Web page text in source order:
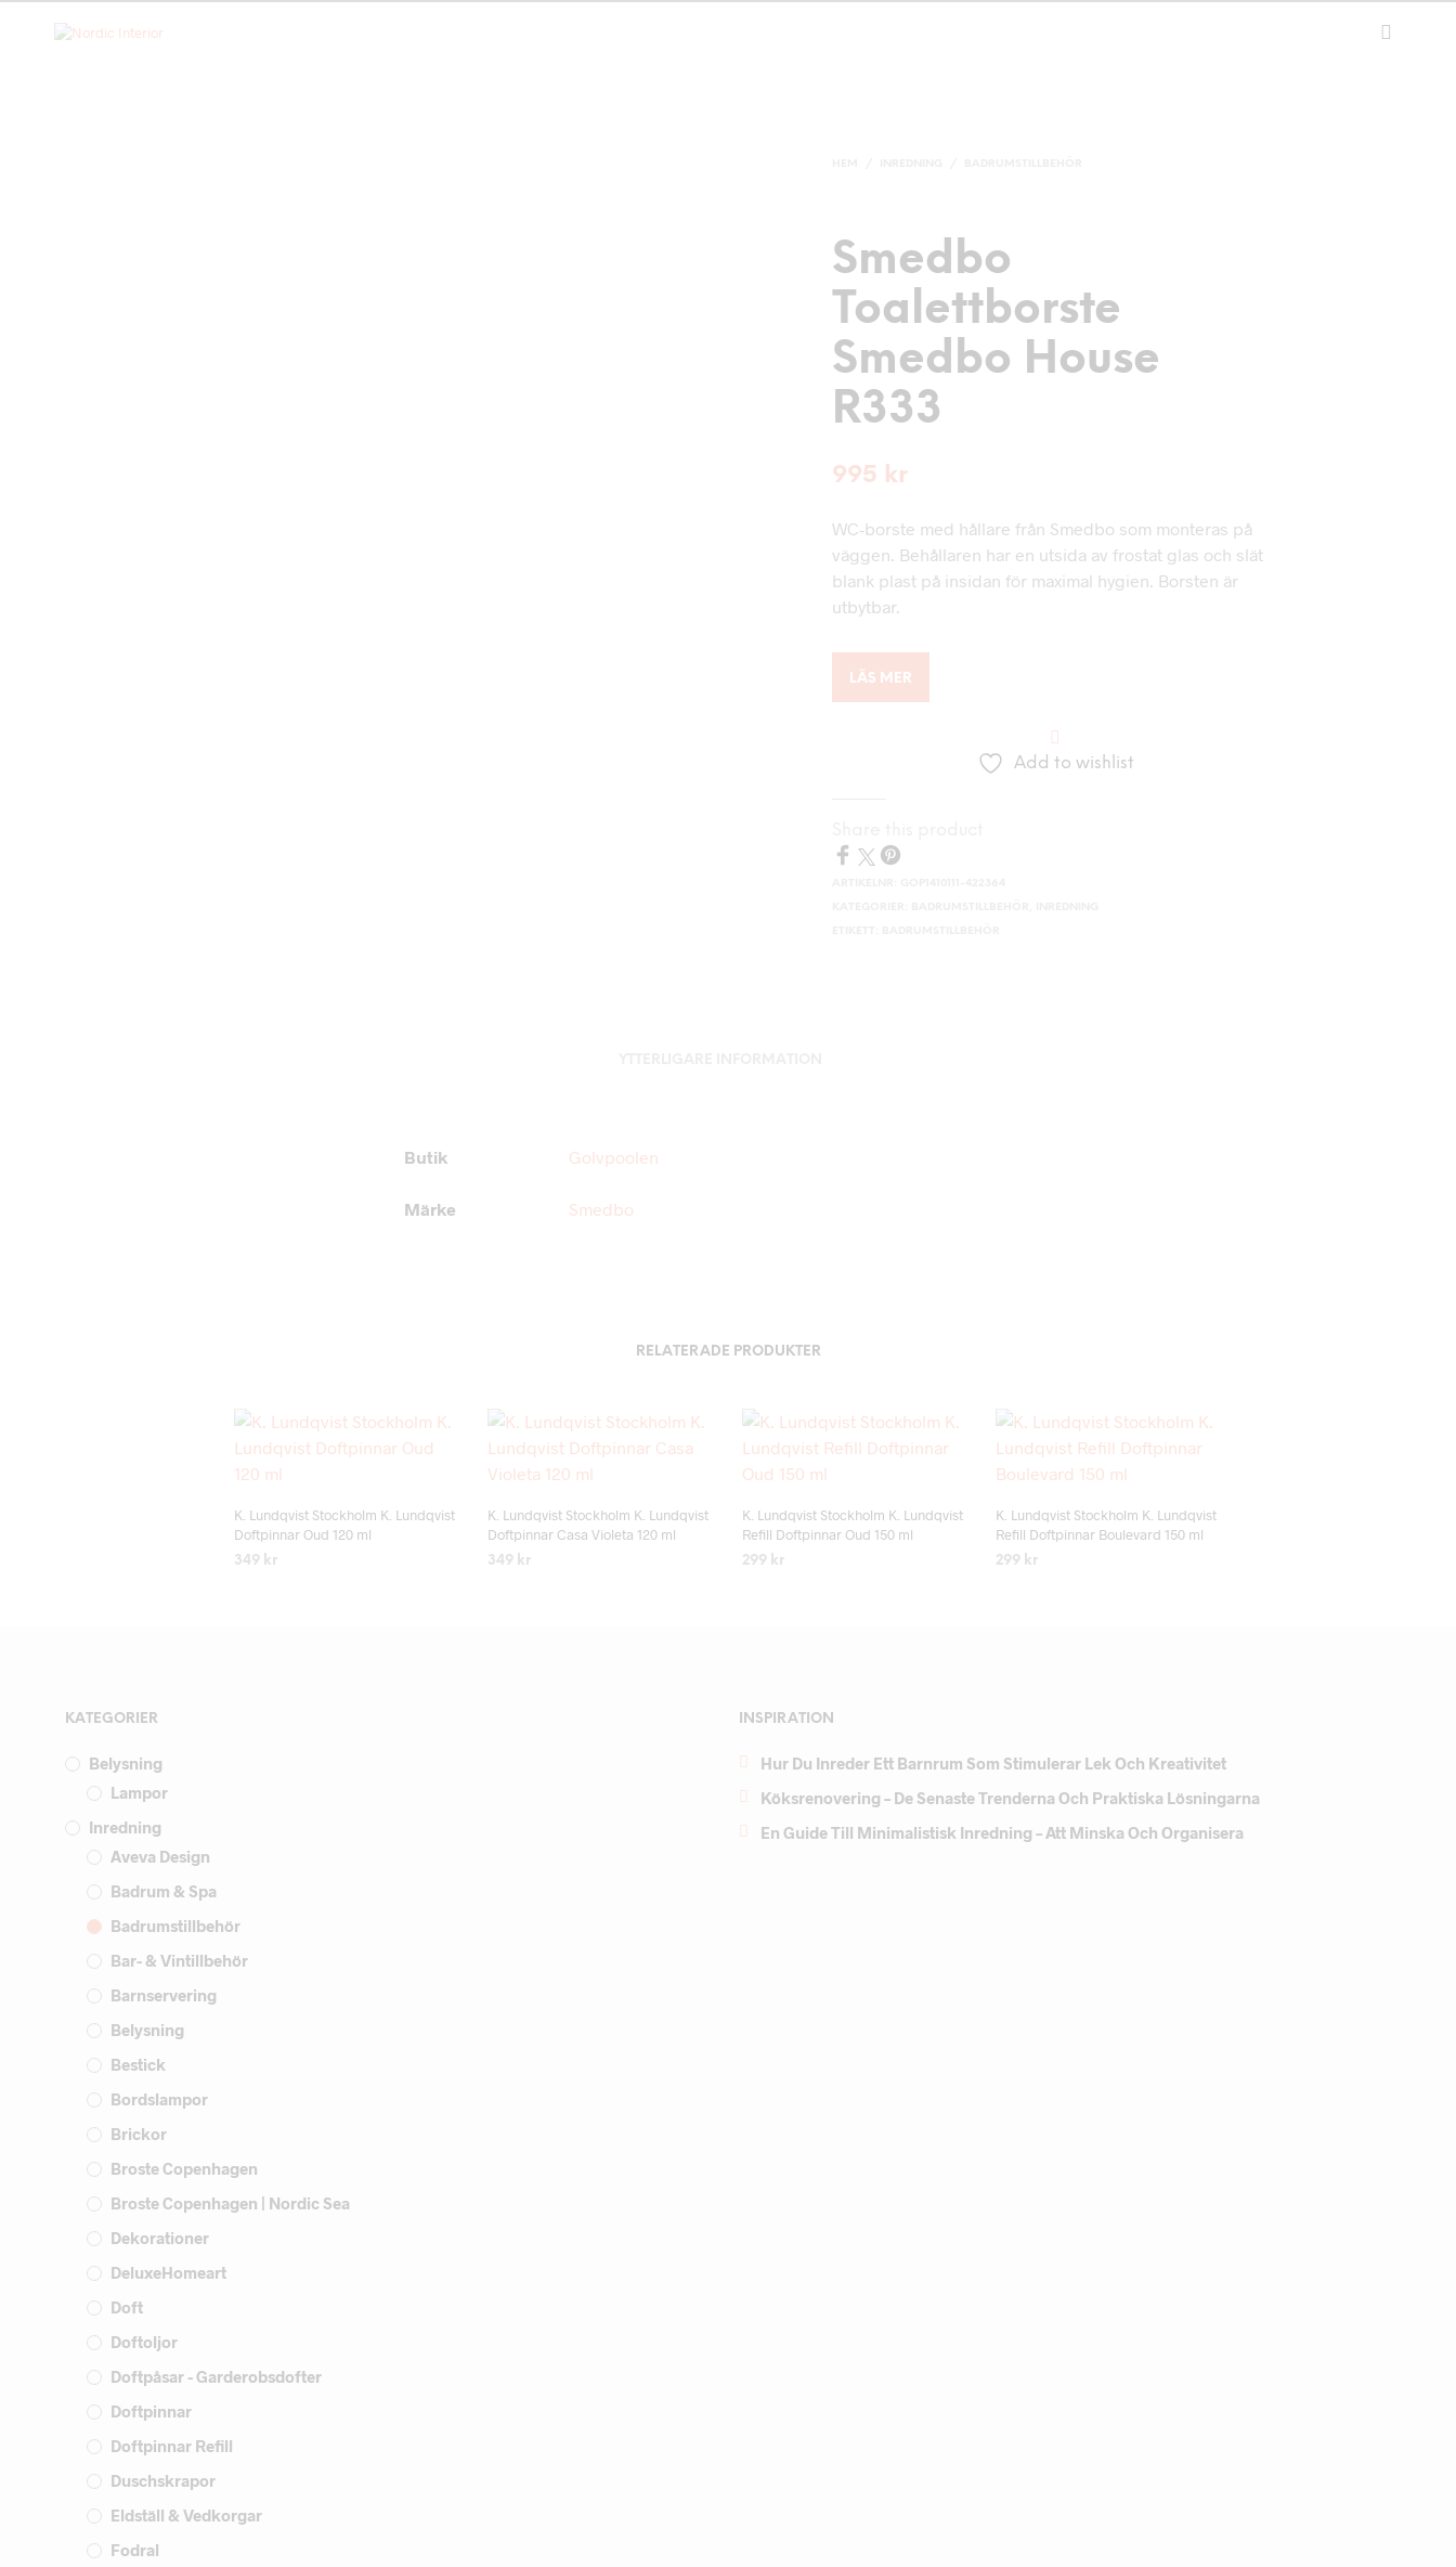
Smedbo
Toalettborste
Smedbo House
R333
995 kr
WC-borste med hållare från Smedbo som monteras på
väggen. Behållaren har en utsida av frostat glas och slät
blank plast på insidan för maximal hygien. Borsten är
utbytbar.
LÄS MER
Add to wishlist
Butik Golvpoolen
Märke Smedbo
RELATERADE PRODUKTER
K. Lundqvist Stockholm K. Lundqvist
Doftpinnar Oud 120 ml
349 kr
Add to wishlist
K. Lundqvist Stockholm K. Lundqvist
Doftpinnar Casa Violeta 120 ml
349 kr
K. Lundqvist Stockholm K. Lundqvist
Refill Doftpinnar Oud 150 ml
299 kr
Add to wishlist
K. Lundqvist Stockholm K. Lundqvist
Refill Doftpinnar Boulevard 150 ml
299 kr
KATEGORIER
Belysning
Lampor
Inredning
Aveva Design
Badrum & Spa
Badrumstillbehör
Bar- & Vintillbehör
Barnservering
Belysning
Bestick
Bordslampor
Brickor
Broste Copenhagen
Broste Copenhagen | Nordic Sea
Dekorationer
DeluxeHomeart
Doft
Doftoljor
Doftpåsar - Garderobsdofter
Doftpinnar
Doftpinnar Refill
Duschskrapor
Eldställ & Vedkorgar
Fodral
INSPIRATION
Hur Du Inreder Ett Barnrum Som Stimulerar Lek Och Kreativitet
Köksrenovering – De Senaste Trenderna Och Praktiska Lösningarna
En Guide Till Minimalistisk Inredning – Att Minska Och Organisera